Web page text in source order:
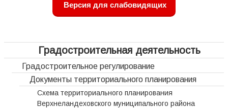
Версия для слабовидящих
Градостроительная деятельность
Градостроительное регулирование
Документы территориального планирования
Схема территориального планирования
Верхнеландеховского муниципального района